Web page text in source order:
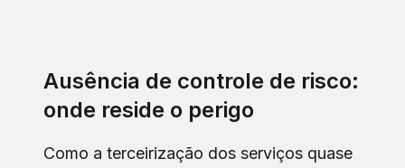
Ausência de controle de risco:
onde reside o perigo
Como a terceirização dos serviços quase